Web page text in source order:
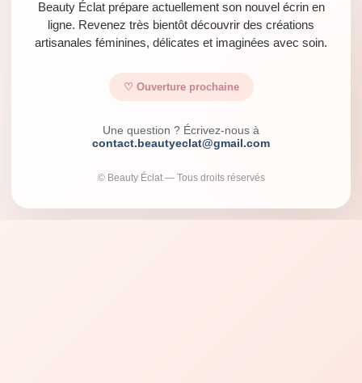
Beauty Éclat prépare actuellement son nouvel écrin en
ligne. Revenez très bientôt découvrir des créations
artisanales féminines, délicates et imaginées avec soin.
♡ Ouverture prochaine
Une question ? Écrivez-nous à
contact.beautyeclat@gmail.com
© Beauty Éclat — Tous droits réservés